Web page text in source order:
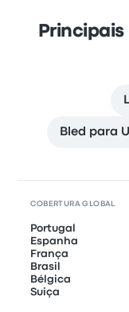
Bled para
COBERTURA GLOBAL
Portugal
Espanha
França
Brasil
Bélgica
Suiça